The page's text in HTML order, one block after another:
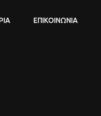
ΕΠΙΚΟΙΝΩΝΊΑ